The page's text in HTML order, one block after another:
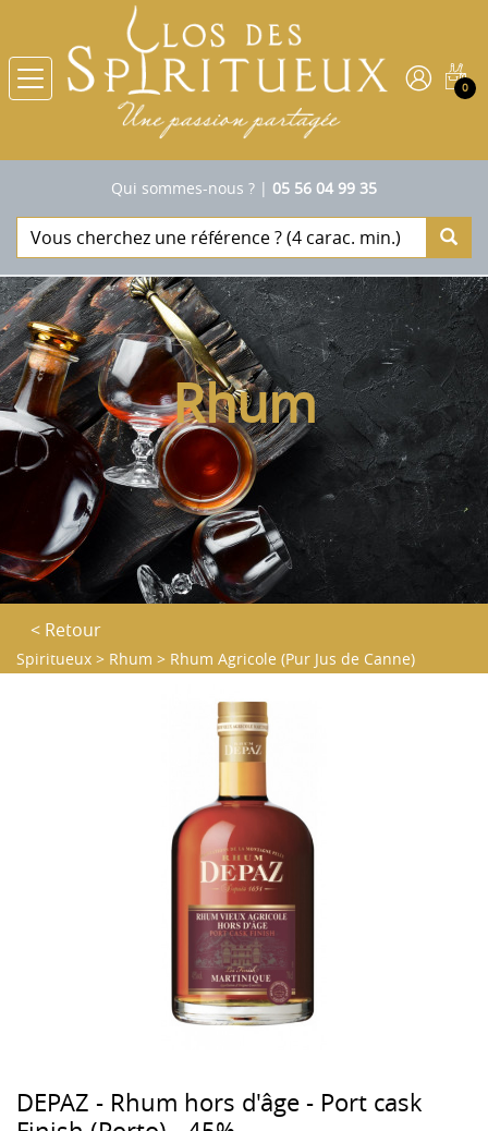
0
Qui sommes-nous ? | 05 56 04 99 35
Rhum
< Retour
Spiritueux > Rhum > Rhum Agricole (Pur Jus de Canne)
DEPAZ - Rhum hors d'âge - Port cask